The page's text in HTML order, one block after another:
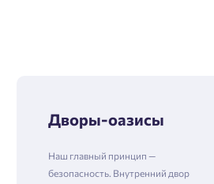
Дворы-оазисы
Наш главный принцип —
безопасность. Внутренний двор